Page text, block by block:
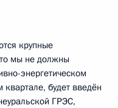
крупные
мы не должны
энергетическом
квартале, будет введён
ГРЭС,